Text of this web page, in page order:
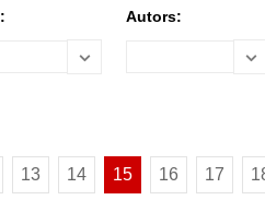
Autors:
13 14 15 16 17